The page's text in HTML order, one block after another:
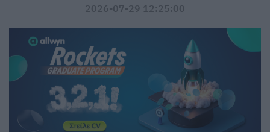
2026-07-29 12:25:00